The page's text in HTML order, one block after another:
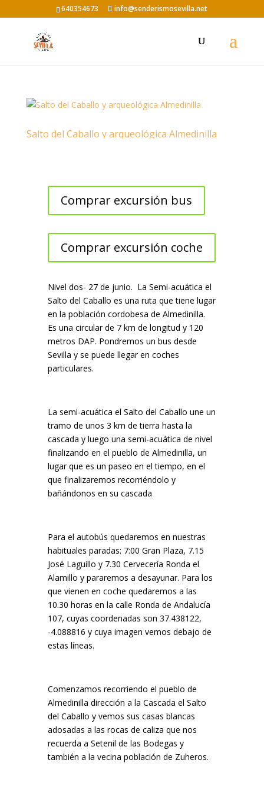
640354673 info@senderismosevilla.net
Salto del Caballo y arqueológica Almedinilla
Comprar excursión bus
Comprar excursión coche
Nivel dos- 27 de junio. La Semi-acuática el
Salto del Caballo es una ruta que tiene lugar
en la población cordobesa de Almedinilla.
Es una circular de 7 km de longitud y 120
metros DAP. Pondremos un bus desde
Sevilla y se puede llegar en coches
particulares.
La semi-acuática el Salto del Caballo une un
tramo de unos 3 km de tierra hasta la
cascada y luego una semi-acuática de nivel
finalizando en el pueblo de Almedinilla, un
lugar que es un paseo en el tiempo, en el
que finalizaremos recorriéndolo y
bañándonos en su cascada
Para el autobús quedaremos en nuestras
habituales paradas: 7:00 Gran Plaza, 7.15
José Laguillo y 7.30 Cervecería Ronda el
Alamillo y pararemos a desayunar. Para los
que vienen en coche quedaremos a las
10.30 horas en la calle Ronda de Andalucía
107, cuyas coordenadas son 37.438122,
-4.088816 y cuya imagen vemos debajo de
estas líneas.
Comenzamos recorriendo el pueblo de
Almedinilla dirección a la Cascada el Salto
del Caballo y vemos sus casas blancas
adosadas a las rocas de caliza que nos
recuerda a Setenil de las Bodegas y
también a la vecina población de Zuheros.